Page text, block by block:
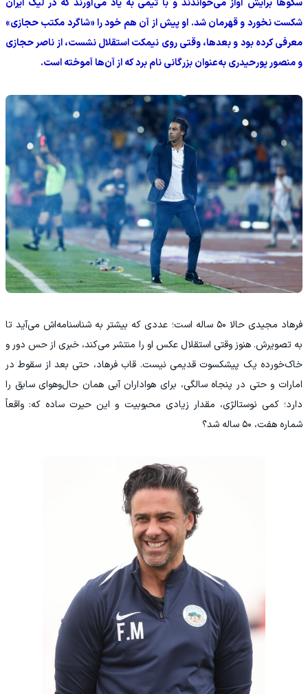
سکوها برایش آواز می‌خواندند و با تیمی به یاد می‌آورند که در لیگ ایران
شکست نخورد و قهرمان شد. او پیش از آن هم خود را «شاگرد مکتب حجازی»
معرفی کرده بود و بعدها، وقتی روی نیمکت استقلال نشست، از ناصر حجازی
و منصور پورحیدری به‌عنوان بزرگانی نام برد که از آن‌ها آموخته است.
فرهاد مجیدی حالا ۵۰ ساله است؛ عددی که بیشتر به شناسنامه‌اش می‌آید تا
به تصویرش. هنوز وقتی استقلال عکس او را منتشر می‌کند، خبری از حس دور و
خاک‌خورده یک پیشکسوت قدیمی نیست. قاب فرهاد، حتی بعد از سقوط در
امارات و حتی در پنجاه سالگی، برای هواداران آبی همان حال‌وهوای سابق را
دارد؛ کمی نوستالژی، مقدار زیادی محبوبیت و این حیرت ساده که: واقعاً
شماره هفت، ۵۰ ساله شد؟